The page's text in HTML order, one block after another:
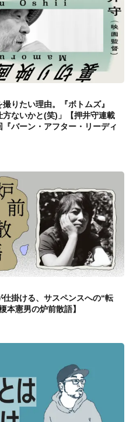
りたい理由。『ボトムズ』
ないかと(笑)」【押井守連載
『バーン・アフター・リーディ
掛ける、サスペンスへの“転
本憲男の炉前散語】